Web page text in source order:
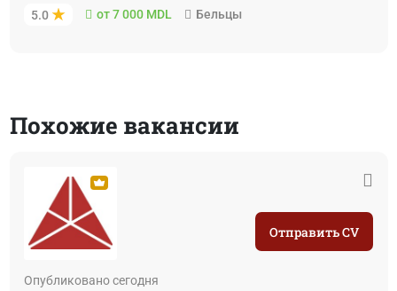
5.0 от 7 000 MDL Бельцы
Похожие вакансии
Опубликовано сегодня
Отправить CV